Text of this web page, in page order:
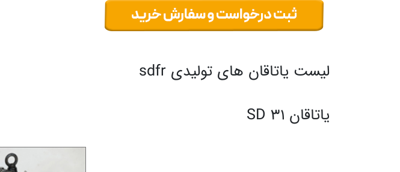
لیست یاتاقان های تولیدی sdfr
یاتاقان SD 31